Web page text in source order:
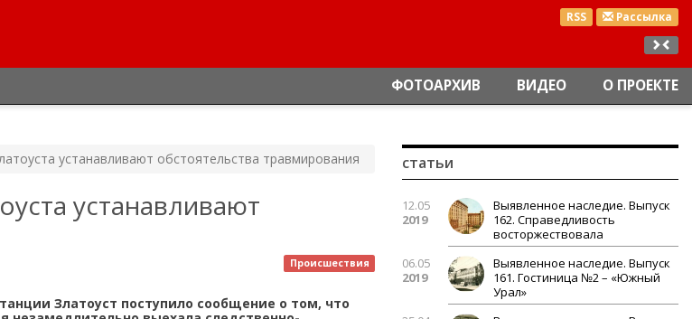
RSS Рассылка
ФОТОАРХИВ ВИДЕО О ПРОЕКТЕ
устанавливают обстоятельства травмирования
устанавливают
Происшествия
Златоуст поступило сообщение о том, что
статьи
12.05
2019
Выявленное наследие. Выпуск
162. Справедливость
восторжествовала
06.05
2019
Выявленное наследие. Выпуск
161. Гостиница №2 – «Южный
Урал»